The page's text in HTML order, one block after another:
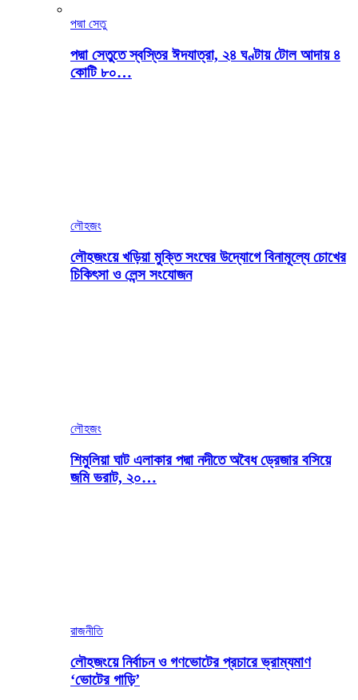
পদ্মা সেতু
পদ্মা সেতুতে স্বস্তির ঈদযাত্রা, ২৪ ঘণ্টায় টোল আদায় ৪
কোটি ৮০…
লৌহজং
লৌহজংয়ে খড়িয়া মুক্তি সংঘের উদ্যোগে বিনামূল্যে চোখের
চিকিৎসা ও লেন্স সংযোজন
লৌহজং
শিমুলিয়া ঘাট এলাকার পদ্মা নদীতে অবৈধ ড্রেজার বসিয়ে
জমি ভরাট, ২০…
রাজনীতি
লৌহজংয়ে নির্বাচন ও গণভোটের প্রচারে ভ্রাম্যমাণ
‘ভোটের গাড়ি’